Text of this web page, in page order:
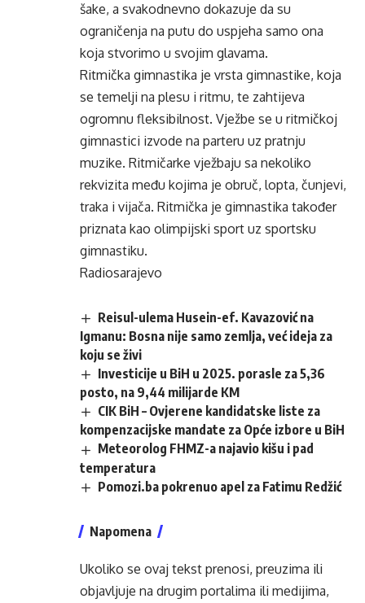
šake, a svakodnevno dokazuje da su
ograničenja na putu do uspjeha samo ona
koja stvorimo u svojim glavama.
Ritmička gimnastika je vrsta gimnastike, koja
se temelji na plesu i ritmu, te zahtijeva
ogromnu fleksibilnost. Vježbe se u ritmičkoj
gimnastici izvode na parteru uz pratnju
muzike. Ritmičarke vježbaju sa nekoliko
rekvizita među kojima je obruč, lopta, čunjevi,
traka i vijača. Ritmička je gimnastika također
priznata kao olimpijski sport uz sportsku
gimnastiku.
Radiosarajevo
Reisul-ulema Husein-ef. Kavazović na
Igmanu: Bosna nije samo zemlja, već ideja za
koju se živi
Investicije u BiH u 2025. porasle za 5,36
posto, na 9,44 milijarde KM
CIK BiH – Ovjerene kandidatske liste za
kompenzacijske mandate za Opće izbore u BiH
Meteorolog FHMZ-a najavio kišu i pad
temperatura
Pomozi.ba pokrenuo apel za Fatimu Redžić
Napomena
Ukoliko se ovaj tekst prenosi, preuzima ili
objavljuje na drugim portalima ili medijima,